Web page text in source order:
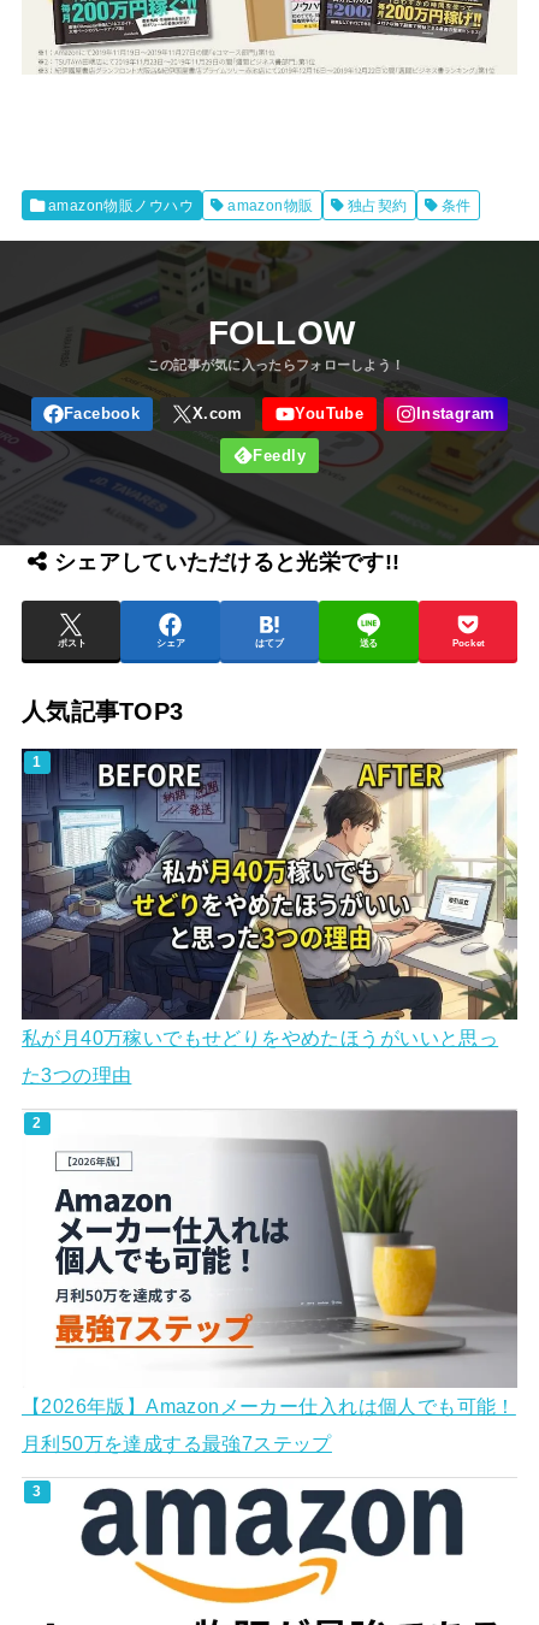
amazon物販ノウハウ amazon物販 独占契約 条件
FOLLOW
シェアしていただけると光栄です!!
ポスト シェア はてブ 送る Pocket
人気記事TOP3
私が月40万稼いでもせどりをやめたほうがいいと思っ
た3つの理由
【2026年版】Amazonメーカー仕入れは個人でも可能！
月利50万を達成する最強7ステップ